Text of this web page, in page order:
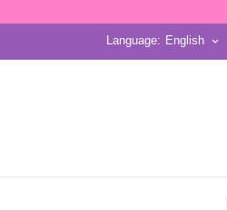
Language: English keyboard_arrow_down